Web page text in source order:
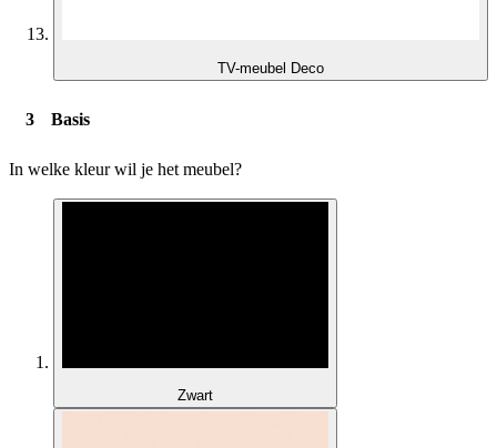
TV-meubel Deco
Basis
In welke kleur wil je het meubel?
Zwart